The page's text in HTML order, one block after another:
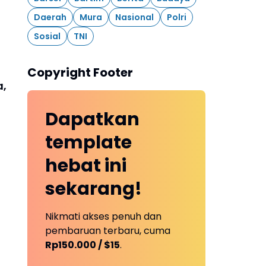
Daerah
Mura Nasional
Polri
Sosial
TNI
Copyright Footer
Dapatkan
template
hebat ini
sekarang!
Nikmati akses penuh dan
pembaruan terbaru, cuma
Rp150.000 / $15.